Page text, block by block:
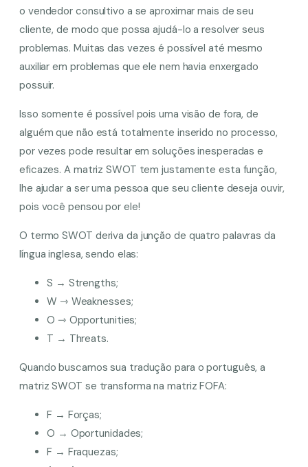
o vendedor consultivo a se aproximar mais de seu
cliente, de modo que possa ajudá-lo a resolver seus
problemas. Muitas das vezes é possível até mesmo
auxiliar em problemas que ele nem havia enxergado
possuir.
Isso somente é possível pois uma visão de fora, de
alguém que não está totalmente inserido no processo,
por vezes pode resultar em soluções inesperadas e
eficazes. A matriz SWOT tem justamente esta função,
lhe ajudar a ser uma pessoa que seu cliente deseja ouvir,
pois você pensou por ele!
O termo SWOT deriva da junção de quatro palavras da
língua inglesa, sendo elas:
S → Strengths;
W ⇾ Weaknesses;
O ⇾ Opportunities;
T → Threats.
Quando buscamos sua tradução para o português, a
matriz SWOT se transforma na matriz FOFA:
F → Forças;
O → Oportunidades;
F → Fraquezas;